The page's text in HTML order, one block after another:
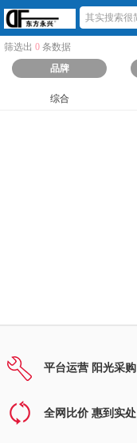
筛选出 0 条数据
品牌
综合
平台运营 阳光采购
全网比价 惠到实处